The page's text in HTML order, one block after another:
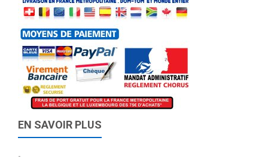
EN SAVOIR PLUS
-